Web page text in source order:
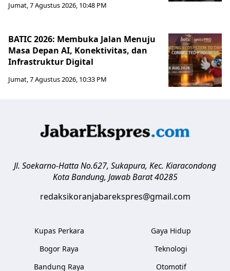
Jumat, 7 Agustus 2026, 10:48 PM
BATIC 2026: Membuka Jalan Menuju
Masa Depan AI, Konektivitas, dan
Infrastruktur Digital
Jumat, 7 Agustus 2026, 10:33 PM
Jl. Soekarno-Hatta No.627, Sukapura, Kec. Kiaracondong
Kota Bandung, Jawab Barat 40285
redaksikoranjabarekspres@gmail.com
Kupas Perkara
Bogor Raya
Bandung Raya
Gaya Hidup
Teknologi
Otomotif